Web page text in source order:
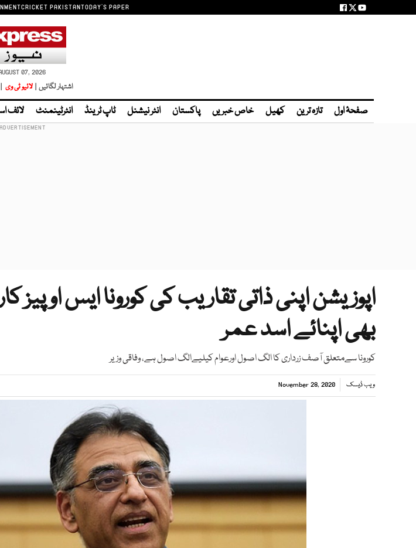
CRICKET PAKISTANTODAY'S PAPER
07, 2026
اشتہار لگائیں | لائیو ٹی وی
صفحۂ اول تازہ ترین کھیل خاص خبریں پاکستان انٹر نیشنل ٹاپ ٹرینڈ انٹرٹینمنٹ لائف
اپوزیشن اپنی ذاتی تقاریب کی کورونا ایس او پیز
بھی اپنائے اسد عمر
کورونا سےمتعلق آصف زرداری کا الگ اصول اورعوام کیلیےالگ اصول ہے، وفاقی وزیر
ویب ڈیسک November 28, 2020